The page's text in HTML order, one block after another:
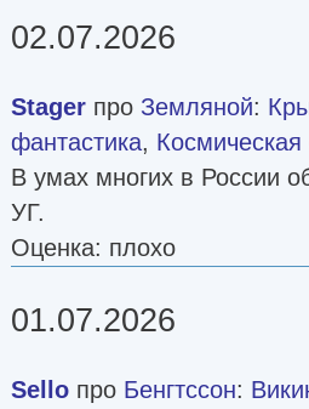
02.07.2026
Stager про Земляной:
фантастика,
В умах многих в России
УГ.
Оценка: плохо
01.07.2026
Sello про Бенгтссон: